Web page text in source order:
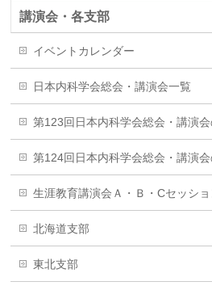
講演会・各支部
イベントカレンダー
日本内科学会総会・講演会一覧
第123回日本内科学会総会・講演
第124回日本内科学会総会・講演
生涯教育講演会Ａ・Ｂ・Cセッショ
北海道支部
東北支部